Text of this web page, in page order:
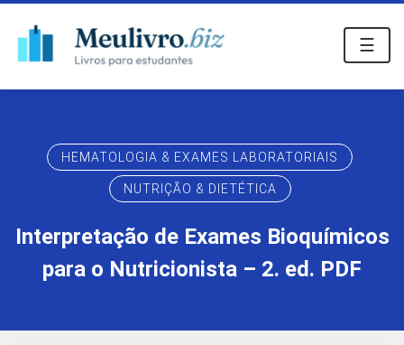
☰
HEMATOLOGIA & EXAMES LABORATORIAIS
NUTRIÇÃO & DIETÉTICA
Interpretação de Exames Bioquímicos
para o Nutricionista – 2. ed. PDF